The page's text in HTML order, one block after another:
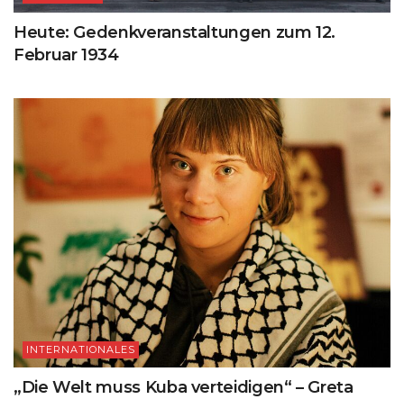
Heute: Gedenkveranstaltungen zum 12.
Februar 1934
INTERNATIONALES
„Die Welt muss Kuba verteidigen“ – Greta